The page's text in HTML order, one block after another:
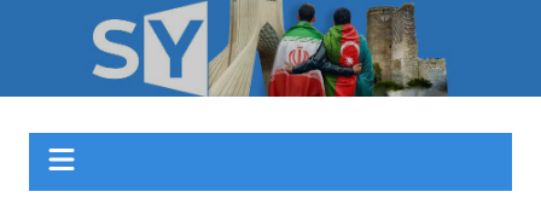
Sizinyol.org